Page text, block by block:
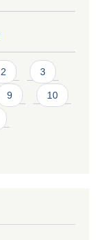
2 3
9 10